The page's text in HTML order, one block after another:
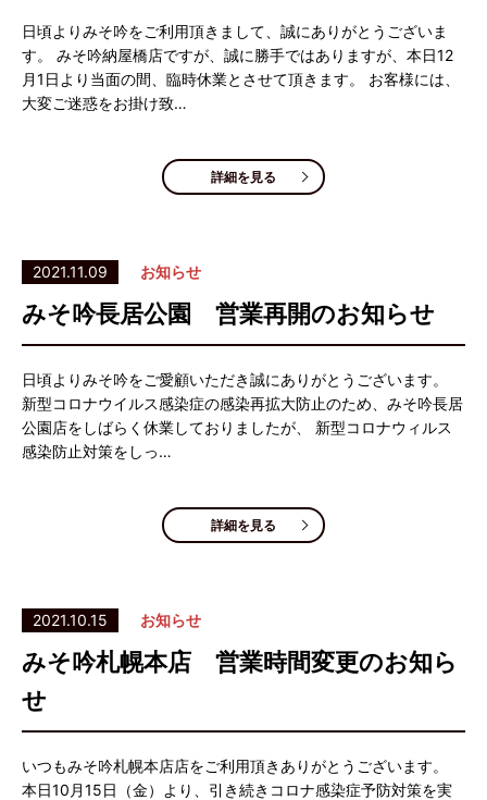
日頃よりみそ吟をご利用頂きまして、誠にありがとうございま
す。 みそ吟納屋橋店ですが、誠に勝手ではありますが、本日12
月1日より当面の間、臨時休業とさせて頂きます。 お客様には、
大変ご迷惑をお掛け致…
詳細を見る
2021.11.09 お知らせ
みそ吟長居公園 営業再開のお知らせ
日頃よりみそ吟をご愛顧いただき誠にありがとうございます。
新型コロナウイルス感染症の感染再拡大防止のため、みそ吟長居
公園店をしばらく休業しておりましたが、 新型コロナウィルス
感染防止対策をしっ…
詳細を見る
2021.10.15 お知らせ
みそ吟札幌本店 営業時間変更のお知ら
せ
いつもみそ吟札幌本店店をご利用頂きありがとうございます。
本日10月15日（金）より、引き続きコロナ感染症予防対策を実